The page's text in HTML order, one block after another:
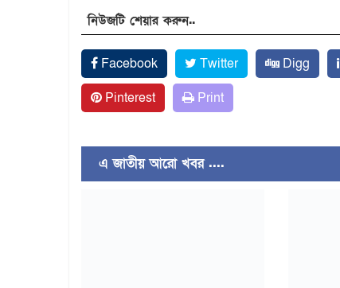
নিউজটি শেয়ার করুন..
Facebook Twitter Digg
Pinterest
Print
এ জাতীয় আরো খবর ....